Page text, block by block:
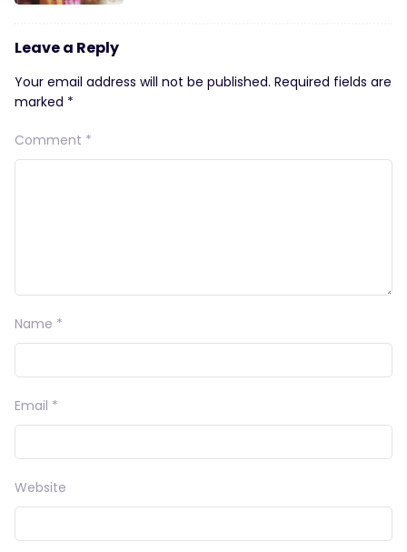
Leave a Reply
Your email address will not be published. Required fields are
marked *
Comment *
Name *
Email *
Website